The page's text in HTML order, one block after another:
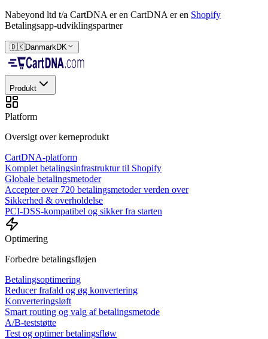
Nabeyond ltd t/a CartDNA er en CartDNA er en Shopify
Betalingsapp-udviklingspartner
🇩🇰DanmarkDK
Produkt
Platform
Oversigt over kerneprodukt
CartDNA-platform
Komplet betalingsinfrastruktur til Shopify
Globale betalingsmetoder
Accepter over 720 betalingsmetoder verden over
Sikkerhed & overholdelse
PCI-DSS-kompatibel og sikker fra starten
Optimering
Forbedre betalingsfløjen
Betalingsoptimering
Reducer frafald og øg konvertering
Konverteringsløft
Smart routing og valg af betalingsmetode
A/B-teststøtte
Test og optimer betalingsfløw